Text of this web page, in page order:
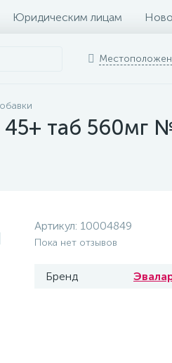
Юридическим лицам
таб 560мг
Артикул: 10004849
Пока нет отзывов
Бренд